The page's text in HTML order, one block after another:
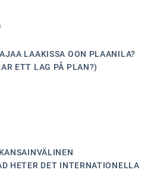
LAAKISSA OON PLAANILA?
ETT LAG PÅ PLAN?)
HETER DET INTERNATIONELLA